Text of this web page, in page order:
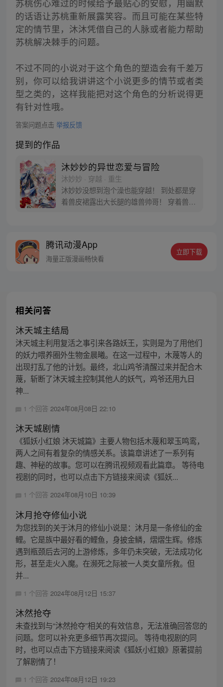
苏桃伤心难过的时候给予最贴心的安慰，用幽默
的话语让苏桃重新展露笑容。而且可能在某些特
定的情节里，沐沐凭借自己的人脉或者能力帮助
苏桃解决棘手的问题。
不过不同的小说对于这个角色的塑造会有千差万
别，你可以给我讲讲这个小说更多的情节或者类
型之类的，这样我能把对这个角色的分析说得更
有针对性哦。
答案问题点击 举报反馈
提到的作品
沐妙妙的异世恋爱与冒险
沐妙妙 · 穿越 · 重生
沐妙妙没想到泡个澡也能穿越！ 到处都是穿
着兽皮裙露出大长腿的雄兽帅哥！ 穿着兽皮
知识！ 好好学习，天天向上！ 穿越兽世，甜
宠来袭！【每周五六日更新】
腾讯动漫App
海量正版漫画畅快看
立即下载
相关问答
沐天城主结局
沐天城主利用复活之事引来各路妖王，实则是为了用他们
的妖力喂养圈外生物金晨曦。在这一过程中，木蔑等人的
出现打乱了他的计划。最终，北山鸡爷清醒过来并配合木
蔑，斩断了沐天城主控制其他人的妖气，鸡爷还用九日
神...
1 个回答 2024年08月08日 22:10
沐天城剧情
《狐妖小红娘 沐天城篇》主要人物包括木蔑和翠玉鸣鸾，
两人之间有着复杂的情感关系。该篇章讲述了一系列有
趣、神秘的故事。您可以在腾讯视频观看此篇章。 等待电
视剧的同时，也可以点击下方链接来阅读《狐妖...
1 个回答 2024年08月10日 10:39
沐月抢夺修仙小说
为您找到的关于沐月的修仙小说是：沐月是一条修仙的金
鲤。它是族中最好看的鲤鱼，身披金鳞，熠熠生辉。修炼
遇到瓶颈后去河的上游修炼，多年仍未突破，无法成功化
形，甚至走火入魔。在濒死之际被一人类女童所救。但
并...
1 个回答 2024年08月12日 15:37
沐然抢夺
未查找到与“沐然抢夺”相关的有效信息，无法准确回答您的
问题。您可以补充更多细节再次提问。 等待电视剧的同
时，也可以点击下方链接来阅读《狐妖小红娘》原著提前
了解剧情了！
1 个回答 2024年08月12日 19:23